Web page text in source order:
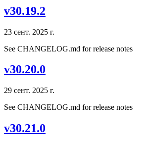
v30.19.2
23 сент. 2025 г.
See CHANGELOG.md for release notes
v30.20.0
29 сент. 2025 г.
See CHANGELOG.md for release notes
v30.21.0